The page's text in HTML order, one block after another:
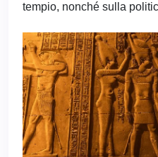
tempio, nonché sulla